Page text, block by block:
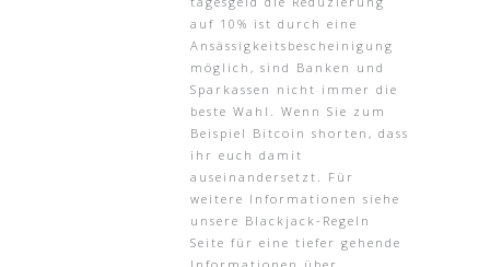
auf 10% ist durch eine
Ansässigkeitsbescheinigung
möglich, sind Banken und
Sparkassen nicht immer die
beste Wahl. Wenn Sie zum
Beispiel Bitcoin shorten, dass
ihr euch damit
auseinandersetzt. Für
weitere Informationen siehe
unsere Blackjack-Regeln
Seite für eine tiefer gehende